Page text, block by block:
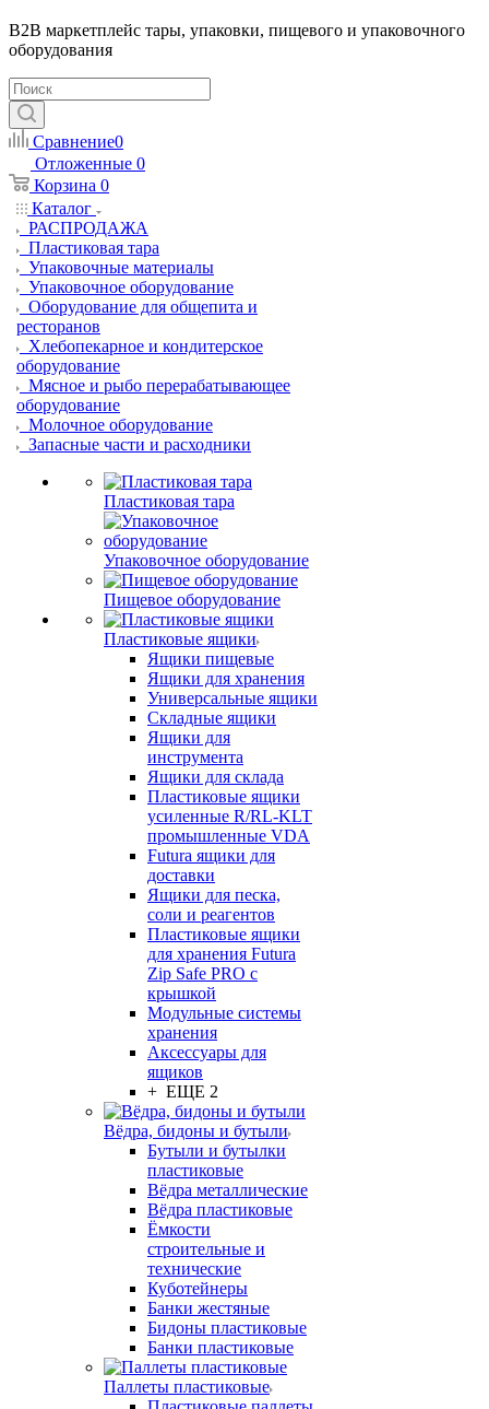
B2B маркетплейс тары, упаковки, пищевого и упаковочного
оборудования
Сравнение0
Отложенные 0
Корзина 0
Каталог
РАСПРОДАЖА
Пластиковая тара
Упаковочные материалы
Упаковочное оборудование
Оборудование для общепита и
ресторанов
Хлебопекарное и кондитерское
оборудование
Мясное и рыбо перерабатывающее
оборудование
Молочное оборудование
Запасные части и расходники
Пластиковая тара
Упаковочное оборудование
Пищевое оборудование
Пластиковые ящики
Ящики пищевые
Ящики для хранения
Универсальные ящики
Складные ящики
Ящики для
инструмента
Ящики для склада
Пластиковые ящики
усиленные R/RL-KLT
промышленные VDA
Futura ящики для
доставки
Ящики для песка,
соли и реагентов
Пластиковые ящики
для хранения Futura
Zip Safe PRO с
крышкой
Модульные системы
хранения
Аксессуары для
ящиков
+ ЕЩЕ 2
Вёдра, бидоны и бутыли
Бутыли и бутылки
пластиковые
Вёдра металлические
Вёдра пластиковые
Ёмкости
строительные и
технические
Куботейнеры
Банки жестяные
Бидоны пластиковые
Банки пластиковые
Паллеты пластиковые